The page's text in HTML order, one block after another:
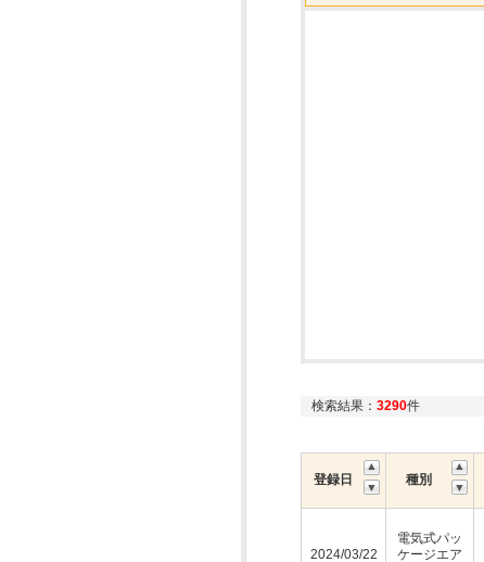
検索結果： 3290件
登録日 種別
2024/03/22
電気式パッ
ケージエア